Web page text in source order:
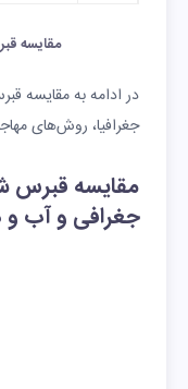
زبان
رسم
رئی
س
آقای
مقایسه
در ادامه به مقایسه
جغرافیا، روش‌های
مقایسه قبرس
جغرافی و آب و